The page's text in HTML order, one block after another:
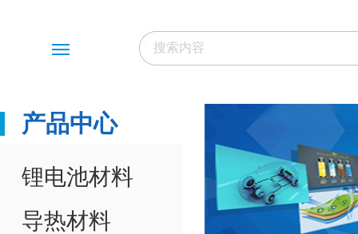
产品中心
锂电池材料
导热材料